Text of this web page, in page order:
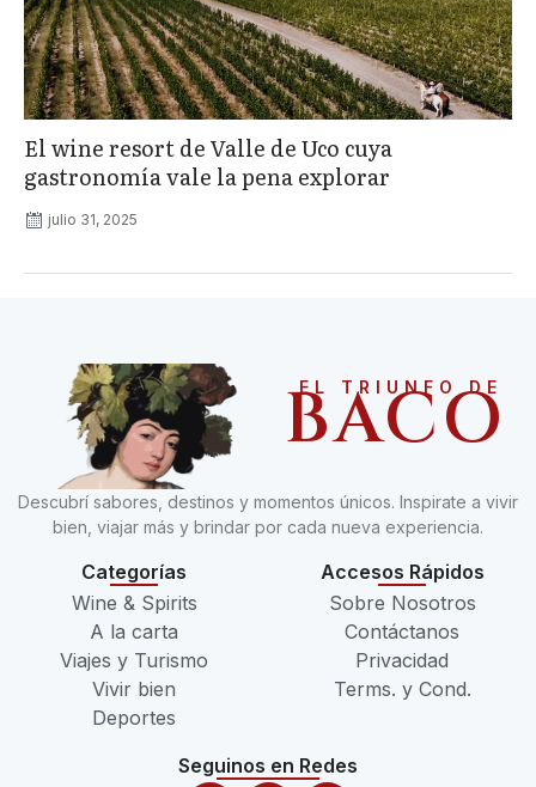
El wine resort de Valle de Uco cuya
gastronomía vale la pena explorar
julio 31, 2025
EL TRIUNFO DE
BACO
Descubrí sabores, destinos y momentos únicos. Inspirate a vivir
bien, viajar más y brindar por cada nueva experiencia.
Categorías
Wine & Spirits
A la carta
Viajes y Turismo
Vivir bien
Deportes
Accesos Rápidos
Sobre Nosotros
Contáctanos
Privacidad
Terms. y Cond.
Seguinos en Redes